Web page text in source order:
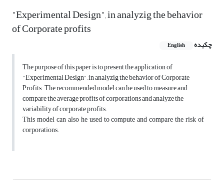
"Experimental Design", in analyzig the behavior
of Corporate profits
چکیده English
The purpose of this paper is to present the application of
"Experimental Design", in analyzig the behavior of Corporate
Profits .The recommended model can he used to measure and
compare the average profits of corporations and analyze the
variability of corporate profits.
This model can also he used to compute and compare the risk of
corporations.